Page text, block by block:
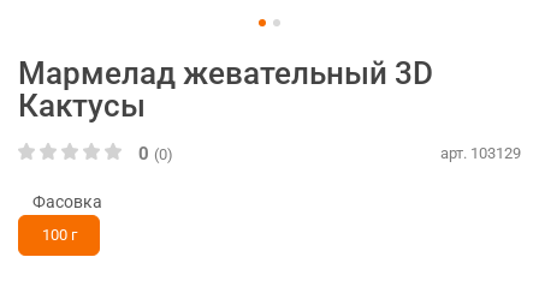
Мармелад жевательный 3D
Кактусы
0 (0) арт. 103129
Фасовка
100 г